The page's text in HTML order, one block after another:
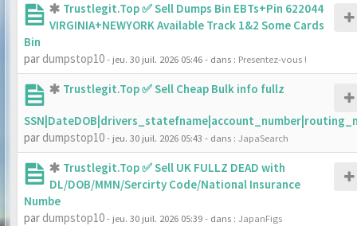
Trustlegit.Top ✅ Sell Dumps Bin EBTs+Pin 622044
VIRGINIA+NEWYORK Available Track 1&2 Some Cards
Bin
par dumpstop10- jeu. 30 juil. 2026 05:46- dans : Presentez-vous !
Trustlegit.Top ✅ Sell Cheap Bulk info fullz
par dumpstop10- jeu. 30 juil. 2026 05:43 - dans : JapaSearch
Trustlegit.Top ✅ Sell UK FULLZ DEAD with
DL/DOB/MMN/Sercirty Code/National Insurance
Numbe
par dumpstop10- jeu. 30 juil. 2026 05:39- dans : JapanFigs